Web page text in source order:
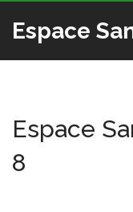
Espace
8